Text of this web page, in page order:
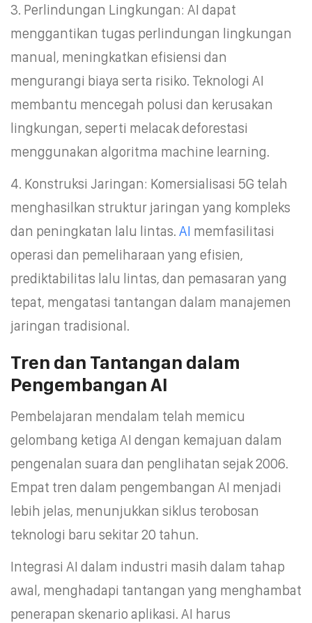
3. Perlindungan Lingkungan: AI dapat
menggantikan tugas perlindungan lingkungan
manual, meningkatkan efisiensi dan
mengurangi biaya serta risiko. Teknologi AI
membantu mencegah polusi dan kerusakan
lingkungan, seperti melacak deforestasi
menggunakan algoritma machine learning.
4. Konstruksi Jaringan: Komersialisasi 5G telah
menghasilkan struktur jaringan yang kompleks
dan peningkatan lalu lintas. AI memfasilitasi
operasi dan pemeliharaan yang efisien,
prediktabilitas lalu lintas, dan pemasaran yang
tepat, mengatasi tantangan dalam manajemen
jaringan tradisional.
Tren dan Tantangan dalam
Pengembangan AI
Pembelajaran mendalam telah memicu
gelombang ketiga AI dengan kemajuan dalam
pengenalan suara dan penglihatan sejak 2006.
Empat tren dalam pengembangan AI menjadi
lebih jelas, menunjukkan siklus terobosan
teknologi baru sekitar 20 tahun.
Integrasi AI dalam industri masih dalam tahap
awal, menghadapi tantangan yang menghambat
penerapan skenario aplikasi. AI harus